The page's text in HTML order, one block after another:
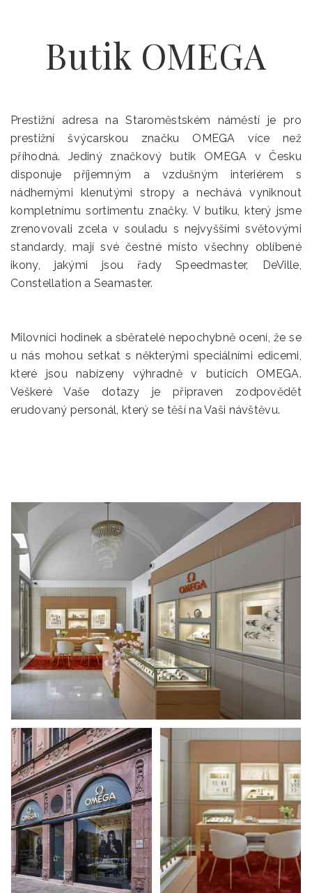
Butik OMEGA
Prestižní adresa na Staroměstském náměstí je pro
prestižní švýcarskou značku OMEGA více než
příhodná. Jediný značkový butik OMEGA v Česku
disponuje příjemným a vzdušným interiérem s
nádhernými klenutými stropy a nechává vyniknout
kompletnímu sortimentu značky. V butiku, který jsme
zrenovovali zcela v souladu s nejvyššími světovými
standardy, mají své čestné místo všechny oblíbené
ikony, jakými jsou řady Speedmaster, DeVille,
Constellation a Seamaster.
Milovníci hodinek a sběratelé nepochybně ocení, že se
u nás mohou setkat s některými speciálními edicemi,
které jsou nabízeny výhradně v buticích OMEGA.
Veškeré Vaše dotazy je připraven zodpovědět
erudovaný personál, který se těší na Vaši návštěvu.